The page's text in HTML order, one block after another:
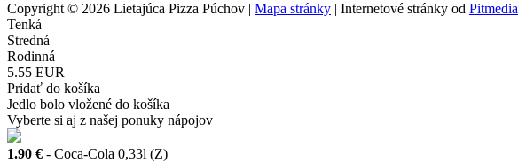
Copyright © 2026 Lietajúca Pizza Púchov | Mapa stránky | Internetové stránky od Pitmedia
Tenká
Stredná
Rodinná
5.55 EUR
Pridať do košíka
Jedlo bolo vložené do košíka
Vyberte si aj z našej ponuky nápojov
1.90 € - Coca-Cola 0,33l (Z)